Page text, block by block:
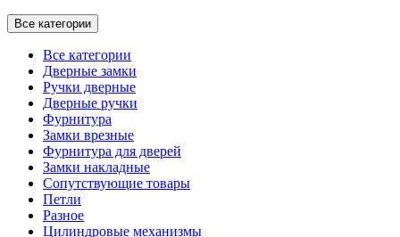
Все категории
Все категории
Дверные замки
Ручки дверные
Дверные ручки
Фурнитура
Замки врезные
Фурнитура для дверей
Замки накладные
Сопутствующие товары
Петли
Разное
Цилиндровые механизмы